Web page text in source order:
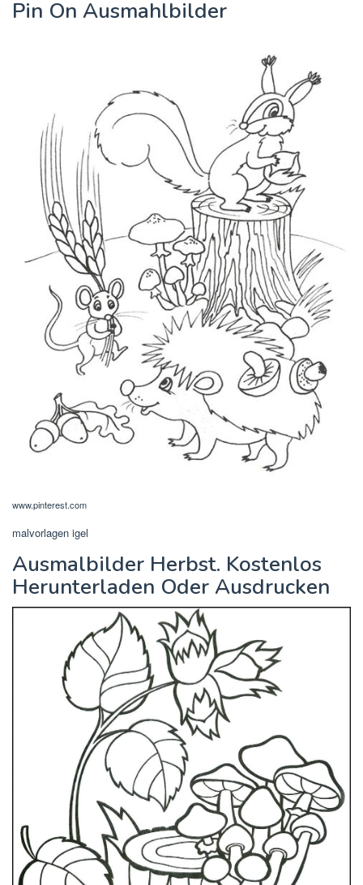
Pin On Ausmahlbilder
www.pinterest.com
malvorlagen igel
Ausmalbilder Herbst. Kostenlos
Herunterladen Oder Ausdrucken